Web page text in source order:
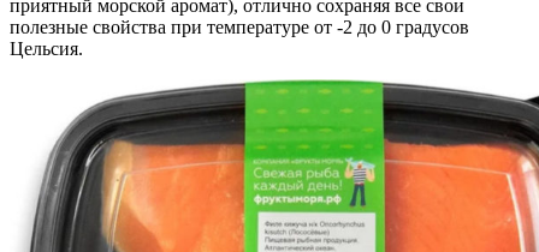
приятный морской аромат), отлично сохраняя все свои
полезные свойства при температуре от -2 до 0 градусов
Цельсия.